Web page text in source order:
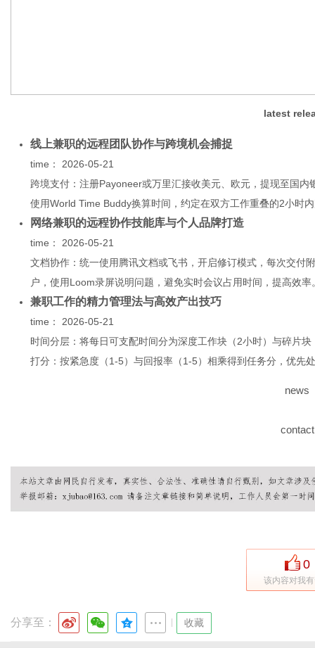
latest
线上兼职的远程团队协作与跨境机会捕捉
time：
2026-05-21
跨境支付：注册Payoneer或万里汇接收美元、欧元，提现至国
使用World Time Buddy换算时间，约定在双方工作重叠的2小时
网络兼职的远程协作技能库与个人品牌打造
time：
2026-05-21
文档协作：统一使用腾讯文档或飞书，开启修订模式，每次交付
户，使用Loom录屏说明问题，避免实时会议占用时间，提高效
兼职工作的精力管理法与高效产出技巧
time：
2026-05-21
时间分层：将每日可支配时间分为深度工作块（2小时）与碎片
打分：按紧急度（1-5）与回报率（1-5）相乘得到任务分，优先
news
contact
0
该内容对我
分享至： 收藏